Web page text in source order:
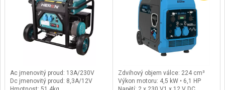
Ac jmenovitý proud: 13A/230V
Dc jmenovitý proud: 8,3A/12V
Zdvihový objem válce: 224 cm³
Výkon motoru: 4,5 kW • 6,1 HP